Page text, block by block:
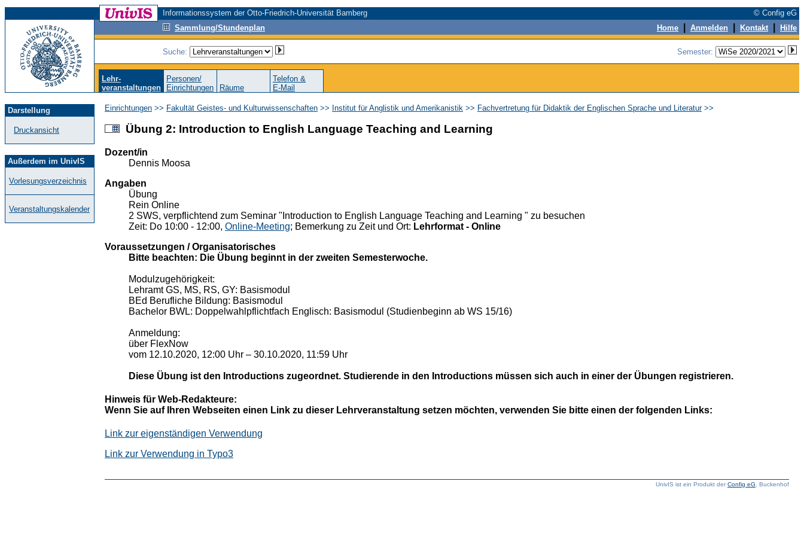
Informationssystem der Otto-Friedrich-Universität Bamberg
© Config eG
Sammlung/Stundenplan
Home Anmelden Kontakt Hilfe
Suche: Semester:
Lehr-
veranstaltungen
Personen/
Einrichtungen
Räume
Telefon &
E-Mail
Darstellung
Druckansicht
Außerdem im UnivIS
Vorlesungsverzeichnis
Veranstaltungskalender
Einrichtungen >> Fakultät Geistes- und Kulturwissenschaften >> Institut für Anglistik und Amerikanistik >> Fachvertretung für Didaktik der Englischen Sprache und Literatur>>
Übung 2: Introduction to English Language Teaching and Learning
Dozent/in
Dennis Moosa
Angaben
Übung
Rein Online
2 SWS, verpflichtend zum Seminar "Introduction to English Language Teaching and Learning " zu besuchen
Zeit: Do 10:00 - 12:00, Online-Meeting; Bemerkung zu Zeit und Ort: Lehrformat - Online
Voraussetzungen / Organisatorisches
Bitte beachten: Die Übung beginnt in der zweiten Semesterwoche.
Modulzugehörigkeit:
Lehramt GS, MS, RS, GY: Basismodul
BEd Berufliche Bildung: Basismodul
Bachelor BWL: Doppelwahlpflichtfach Englisch: Basismodul (Studienbeginn ab WS 15/16)
Anmeldung:
über FlexNow
vom 12.10.2020, 12:00 Uhr – 30.10.2020, 11:59 Uhr
Diese Übung ist den Introductions zugeordnet. Studierende in den Introductions müssen sich auch in einer der Übungen registrieren.
Hinweis für Web-Redakteure:
Wenn Sie auf Ihren Webseiten einen Link zu dieser Lehrveranstaltung setzen möchten, verwenden Sie bitte einen der folgenden Links:
Link zur eigenständigen Verwendung
Link zur Verwendung in Typo3
UnivIS ist ein Produkt derConfig eG , Buckenhof